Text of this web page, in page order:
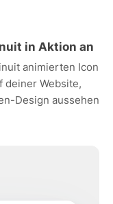
in Aktion an
animierten Icon
deiner Website,
Design aussehen